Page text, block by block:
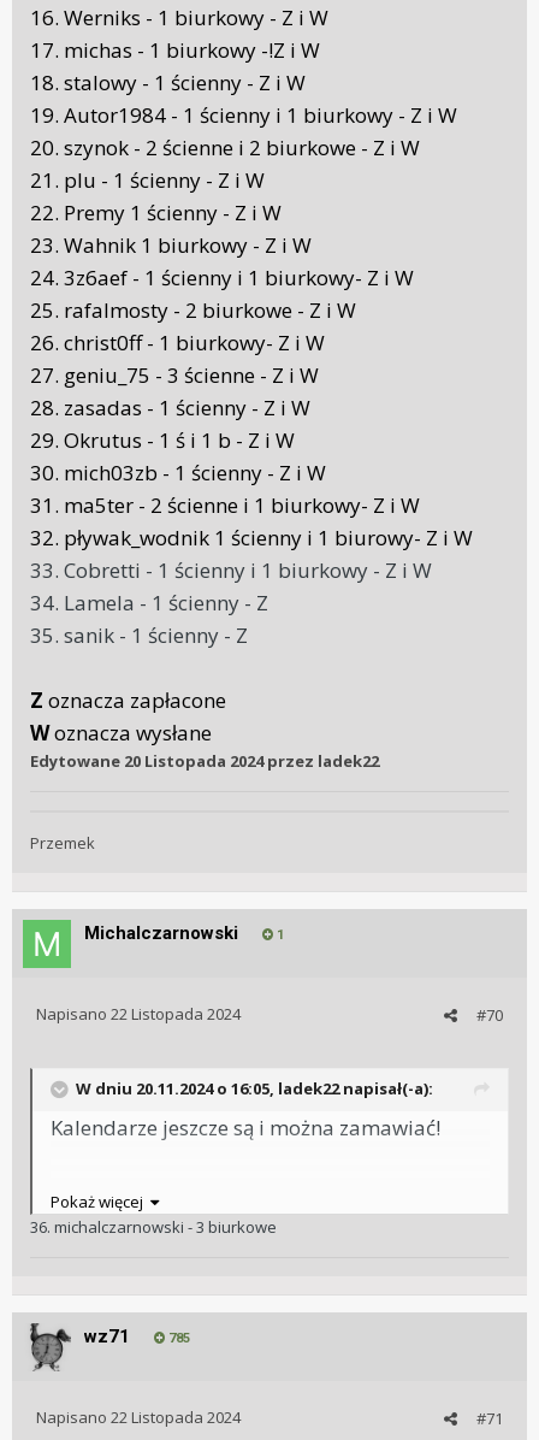
16. Werniks - 1 biurkowy - Z i W
17. michas - 1 biurkowy -!Z i W
18. stalowy - 1 ścienny - Z i W
19. Autor1984 - 1 ścienny i 1 biurkowy - Z i W
20. szynok - 2 ścienne i 2 biurkowe - Z i W
21. plu - 1 ścienny - Z i W
22. Premy 1 ścienny - Z i W
23. Wahnik 1 biurkowy - Z i W
24. 3z6aef - 1 ścienny i 1 biurkowy- Z i W
25. rafalmosty - 2 biurkowe - Z i W
26. christ0ff - 1 biurkowy- Z i W
27. geniu_75 - 3 ścienne - Z i W
28. zasadas - 1 ścienny - Z i W
29. Okrutus - 1 ś i 1 b - Z i W
30. mich03zb - 1 ścienny - Z i W
31. ma5ter - 2 ścienne i 1 biurkowy- Z i W
32. pływak_wodnik 1 ścienny i 1 biurowy- Z i W
33. Cobretti - 1 ścienny i 1 biurkowy - Z i W
34. Lamela - 1 ścienny - Z
35. sanik - 1 ścienny - Z
Z oznacza zapłacone
Woznacza wysłane
Edytowane 20 Listopada 2024przez ladek22
Przemek
Michalczarnowski 1
#70
Napisano 22 Listopada 2024
W dniu 20.11.2024 o 16:05, ladek22napisał(-a):
Kalendarze jeszcze są i można zamawiać!
Kalendarzy
około50sztuk. Ściennych już tylko
1. ladek22 - 4 ścienne i 4 biurkowe - Z
2. AK&AK - biurkowy - 1szt. - Z i W
3. Piotr Orzechowski - 3 ścienne i 2 biurkowe
4. Synoptyk - 1 ścienny - Z i W
Pokaż więcej
36. michalczarnowski - 3 biurkowe
wz71 785
#71
Napisano 22 Listopada 2024